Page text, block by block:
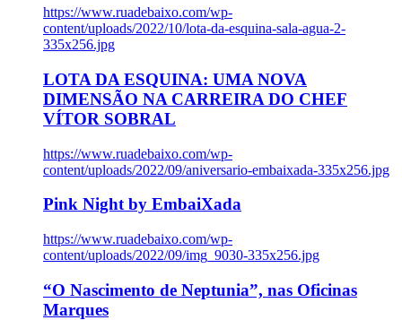
https://www.ruadebaixo.com/wp-
content/uploads/2022/10/lota-da-esquina-sala-agua-2-
335x256.jpg
LOTA DA ESQUINA: UMA NOVA
DIMENSÃO NA CARREIRA DO CHEF
VÍTOR SOBRAL
https://www.ruadebaixo.com/wp-
content/uploads/2022/09/aniversario-embaixada-335x256.jpg
Pink Night by EmbaiXada
https://www.ruadebaixo.com/wp-
content/uploads/2022/09/img_9030-335x256.jpg
“O Nascimento de Neptunia”, nas Oficinas
Marques